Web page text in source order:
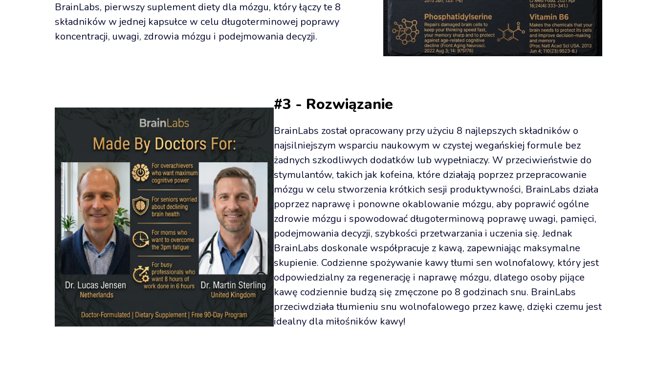
BrainLabs, pierwszy suplement diety dla mózgu, który łączy te 8
składników w jednej kapsułce w celu długoterminowej poprawy
koncentracji, uwagi, zdrowia mózgu i podejmowania decyzji.
#3 - Rozwiązanie
BrainLabs został opracowany przy użyciu 8 najlepszych składników o
najsilniejszym wsparciu naukowym w czystej wegańskiej formule bez
żadnych szkodliwych dodatków lub wypełniaczy. W przeciwieństwie do
stymulantów, takich jak kofeina, które działają poprzez przepracowanie
mózgu w celu stworzenia krótkich sesji produktywności, BrainLabs działa
poprzez naprawę i ponowne okablowanie mózgu, aby poprawić ogólne
zdrowie mózgu i spowodować długoterminową poprawę uwagi, pamięci,
podejmowania decyzji, szybkości przetwarzania i uczenia się. Jednak
BrainLabs doskonale współpracuje z kawą, zapewniając maksymalne
skupienie. Codzienne spożywanie kawy tłumi sen wolnofalowy, który jest
odpowiedzialny za regenerację i naprawę mózgu, dlatego osoby pijące
kawę codziennie budzą się zmęczone po 8 godzinach snu. BrainLabs
przeciwdziała tłumieniu snu wolnofalowego przez kawę, dzięki czemu jest
idealny dla miłośników kawy!